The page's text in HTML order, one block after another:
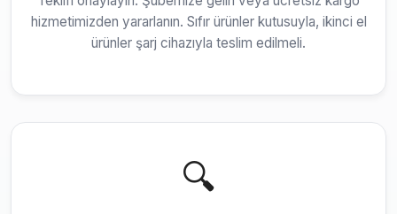
hizmetimizden yararlanın. Sıfır ürünler kutusuyla, ikinci el
ürünler şarj cihazıyla teslim edilmeli.
🔍